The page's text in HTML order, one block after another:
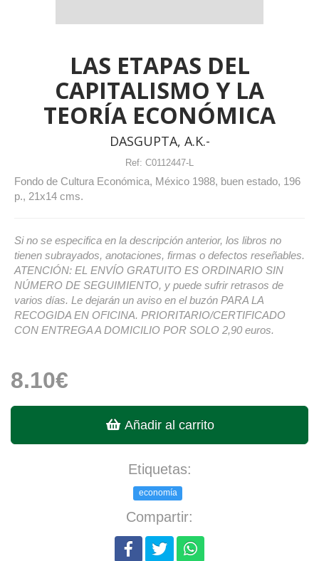
LAS ETAPAS DEL
CAPITALISMO Y LA
TEORÍA ECONÓMICA
DASGUPTA, A.K.-
Ref: C0112447-L
Fondo de Cultura Económica, México 1988, buen estado, 196
p., 21x14 cms.
Si no se especifica en la descripción anterior, los libros no
tienen subrayados, anotaciones, firmas o defectos reseñables.
ATENCIÓN: EL ENVÍO GRATUITO ES ORDINARIO SIN
NÚMERO DE SEGUIMIENTO, y puede sufrir retrasos de
varios días. Le dejarán un aviso en el buzón PARA LA
RECOGIDA EN OFICINA. PRIORITARIO/CERTIFICADO
CON ENTREGA A DOMICILIO POR SOLO 2,90 euros.
8.10€
Añadir al carrito
Etiquetas:
economía
Compartir: